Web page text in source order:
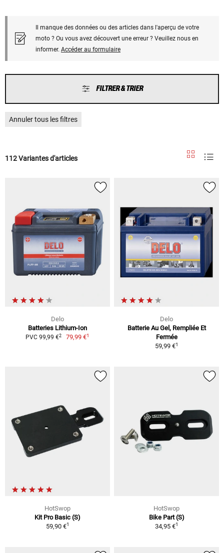
Il manque des données ou des articles dans l'aperçu de votre
moto ? Ou vous avez découvert une erreur ? Veuillez nous en
informer. Accéder au formulaire
FILTRER & TRIER
Annuler tous les filtres
112 Variantes d'articles
Delo
Batteries Lithium-Ion
PVC 99,99 €2 79,99 €1
Delo
Batterie Au Gel, Rempliée Et
Fermée
59,99 €1
HotSwop
Kit Pro Basic (S)
59,90 €1
HotSwop
Bike Part (S)
34,95 €1